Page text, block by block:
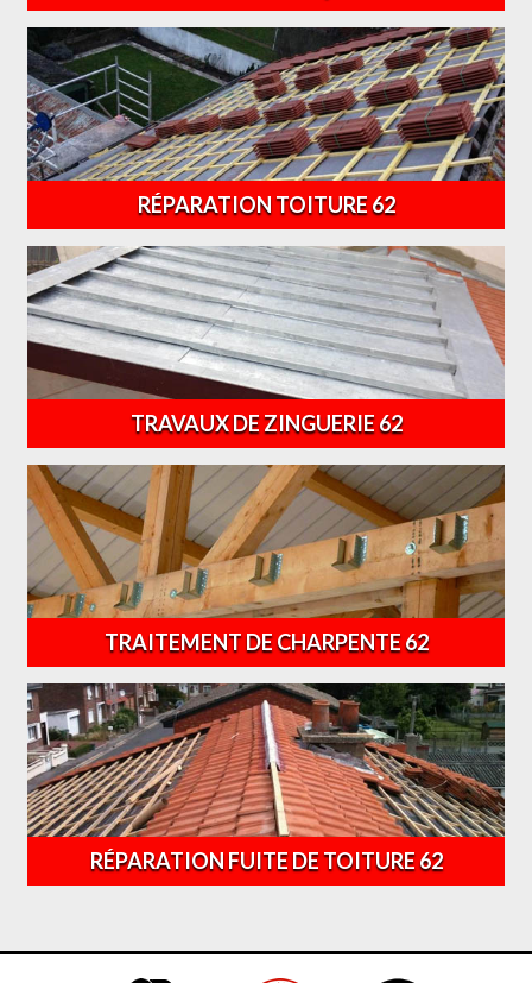
RÉPARATION TOITURE 62
TRAVAUX DE ZINGUERIE 62
TRAITEMENT DE CHARPENTE 62
RÉPARATION FUITE DE TOITURE 62